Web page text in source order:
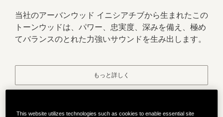
当社のアーバンウッド イニシアチブから生まれたこの
トーンウッドは、パワー、忠実度、深みを備え、極め
てバランスのとれた力強いサウンドを生み出します。
もっと詳しく
This website utilizes technologies such as cookies to enable essential site